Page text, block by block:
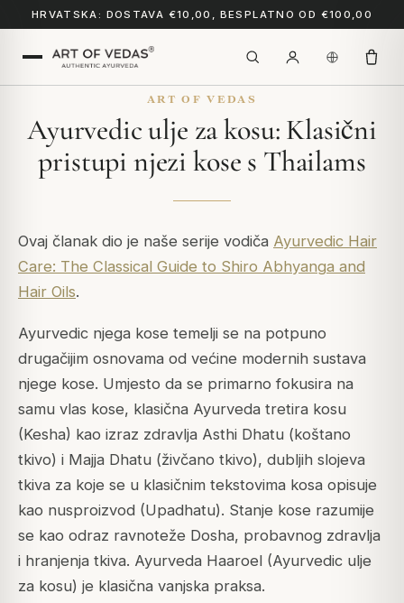
HRVATSKA: DOSTAVA €10,00, BESPLATNO OD €100,00
ART OF VEDAS
Ayurvedic ulje za kosu: Klasični
pristupi njezi kose s Thailams
Ovaj članak dio je naše serije vodiča Ayurvedic Hair
Care: The Classical Guide to Shiro Abhyanga and
Hair Oils.
Ayurvedic njega kose temelji se na potpuno
drugačijim osnovama od većine modernih sustava
njege kose. Umjesto da se primarno fokusira na
samu vlas kose, klasična Ayurveda tretira kosu
(Kesha) kao izraz zdravlja Asthi Dhatu (koštano
tkivo) i Majja Dhatu (živčano tkivo), dubljih slojeva
tkiva za koje se u klasičnim tekstovima kosa opisuje
kao nusproizvod (Upadhatu). Stanje kose razumije
se kao odraz ravnoteže Dosha, probavnog zdravlja
i hranjenja tkiva. Ayurveda Haaroel (Ayurvedic ulje
za kosu) je klasična vanjska praksa.